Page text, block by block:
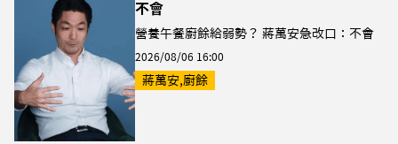
不會
營養午餐廚餘給弱勢？ 蔣萬安急改口：不會
2026/08/06 16:00
蔣萬安,廚餘